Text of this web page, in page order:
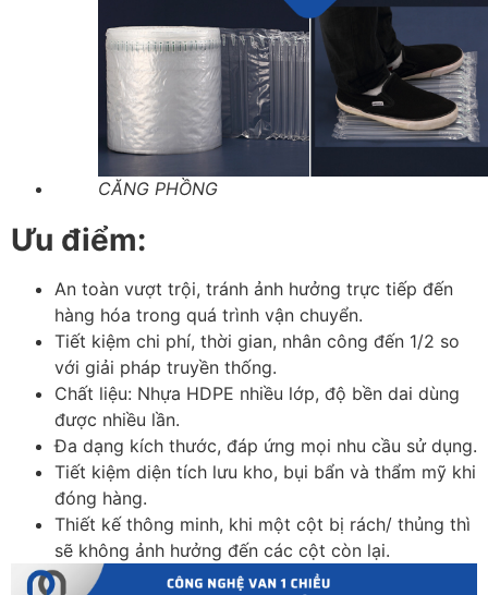
CĂNG PHỒNG
Ưu điểm:
An toàn vượt trội, tránh ảnh hưởng trực tiếp đến
hàng hóa trong quá trình vận chuyển.
Tiết kiệm chi phí, thời gian, nhân công đến 1/2 so
với giải pháp truyền thống.
Chất liệu: Nhựa HDPE nhiều lớp, độ bền dai dùng
được nhiều lần.
Đa dạng kích thước, đáp ứng mọi nhu cầu sử dụng.
Tiết kiệm diện tích lưu kho, bụi bẩn và thẩm mỹ khi
đóng hàng.
Thiết kế thông minh, khi một cột bị rách/ thủng thì
sẽ không ảnh hưởng đến các cột còn lại.